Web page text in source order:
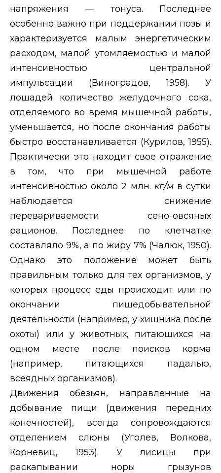
напряжения — тонуса. Последнее
особенно важно при поддержании позы и
характеризуется малым энергетическим
расходом, малой утомляемостью и малой
интенсивностью центральной
импульсации (Виноградов, 1958). У
лошадей количество желудочного сока,
отделяемого во время мышечной работы,
уменьшается, но после окончания работы
быстро восстанавливается (Курилов, 1955).
Практически это находит свое отражение
в том, что при мышечной работе
интенсивностью около 2 млн. кг/м в сутки
наблюдается снижение
перевариваемости сено-овсяных
рационов. Последнее по клетчатке
составляло 9%, а по жиру 7% (Чалюк, 1950).
Однако это положение может быть
правильным только для тех организмов, у
которых процесс еды происходит или по
окончании пищедобывательной
деятельности (например, у хищника после
охоты) или у животных, питающихся на
одном месте после поисков корма
(например, питающихся падалью,
всеядных организмов).
Движения обезьян, направленные на
добывание пищи (движения передних
конечностей), всегда сопровождаются
отделением слюны (Уголев, Волкова,
Корневиц, 1953). У лисицы при
раскапывании норы грызунов